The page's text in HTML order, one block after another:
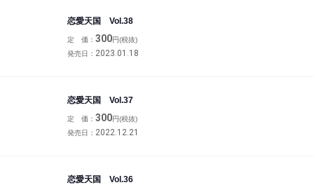
恋愛天国 Vol.38
定 価： 300円(税抜)
発売日： 2023.01.18
恋愛天国 Vol.37
定 価： 300円(税抜)
発売日： 2022.12.21
恋愛天国 Vol.36